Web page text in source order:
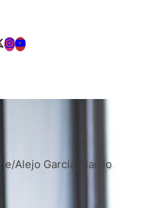
e/Alejo García, Barrio